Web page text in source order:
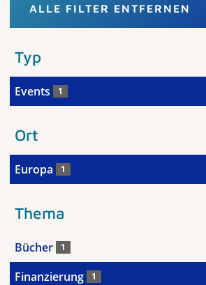
ALLE FILTER ENTFERNEN
Typ
Events 1
Ort
Europa 1
Thema
Bücher 1
Finanzierung 1